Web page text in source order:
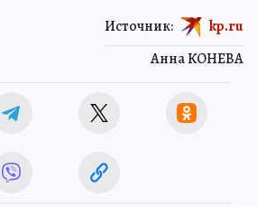
Анна КОНЕВА
Источник: kp.ru